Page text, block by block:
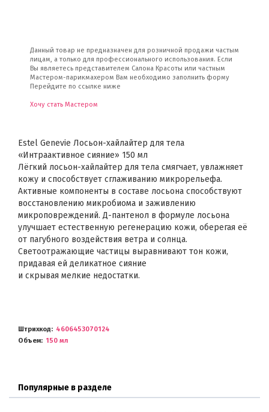
Данный товар не предназначен для розничной продажи частым
лицам, а только для профессионального использования. Если
Вы являетесь представителем Салона Красоты или частным
Мастером-парикмахером Вам необходимо заполнить форму
Перейдите по ссылке ниже
Хочу стать Мастером
Estel Genevie Лосьон-хайлайтер для тела
«Интраактивное сияние» 150 мл
Лёгкий лосьон-хайлайтер для тела смягчает, увлажняет
кожу и способствует сглаживанию микрорельефа.
Активные компоненты в составе лосьона способствуют
восстановлению микробиома и заживлению
микроповреждений. Д-пантенол в формуле лосьона
улучшает естественную регенерацию кожи, оберегая её
от пагубного воздействия ветра и солнца.
Светоотражающие частицы выравнивают тон кожи,
придавая ей деликатное сияние
и скрывая мелкие недостатки.
Штрихкод
4606453070124
Объем
150 мл
Популярные в разделе